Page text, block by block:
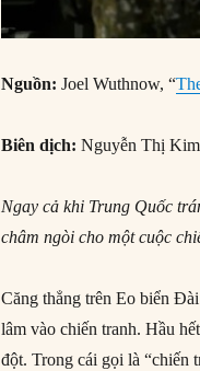
Nguồn: Joel Wuthnow, “
Biên dịch:Nguyễn Thị
Ngay cả khi Trung Quốc
châm ngòi cho một cuộc
Căng thẳng trên Eo biển
lâm vào chiến tranh. Hầu
đột. Trong cái gọi là “chiến